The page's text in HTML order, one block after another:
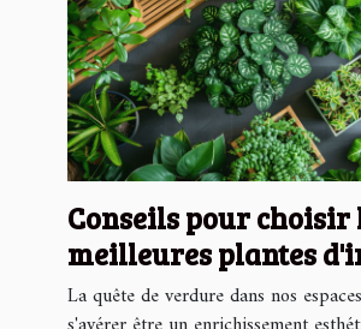
Conseils pour choisir
meilleures plantes
faciles à entretenir
La quête de verdure dans nos